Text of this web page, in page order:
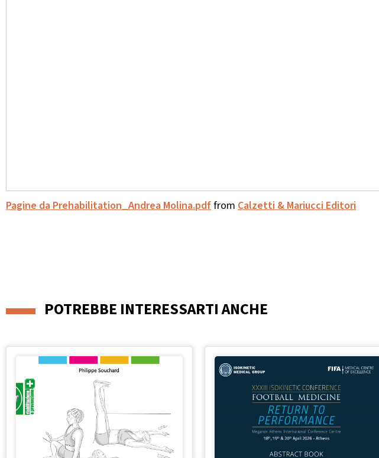
Pagine da Prehabilitation_Andrea Molina.pdffrom Calzetti & Mariucci Editori
POTREBBE INTERESSARTI ANCHE